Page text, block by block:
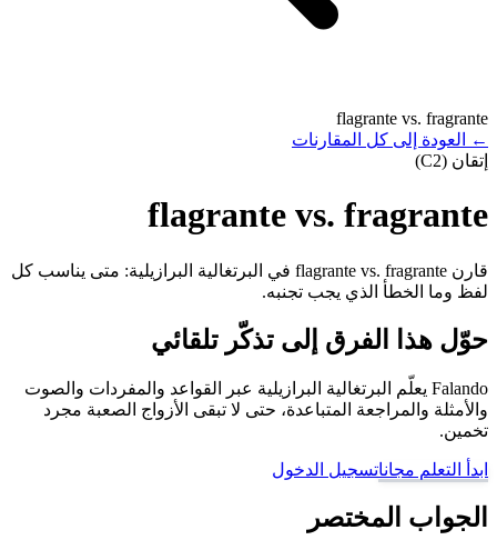
flagrante vs. fragrante
←
العودة إلى كل المقارنات
إتقان (C2)
flagrante vs. fragrante
قارن flagrante vs. fragrante في البرتغالية البرازيلية: متى يناسب كل
لفظ وما الخطأ الذي يجب تجنبه.
حوّل هذا الفرق إلى تذكّر تلقائي
Falando يعلّم البرتغالية البرازيلية عبر القواعد والمفردات والصوت
والأمثلة والمراجعة المتباعدة، حتى لا تبقى الأزواج الصعبة مجرد
تخمين.
ابدأ التعلم مجاناتسجيل الدخول
الجواب المختصر